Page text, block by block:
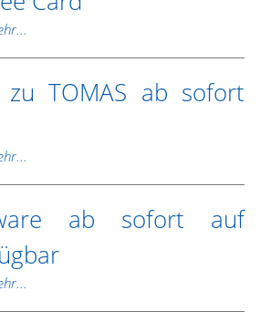
zu TOMAS ab sofort
ab sofort auf